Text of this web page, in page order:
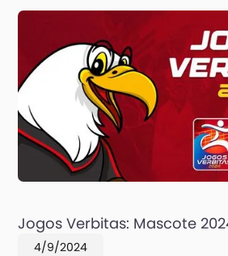
Jogos Verbitas: Mascote
4/9/2024